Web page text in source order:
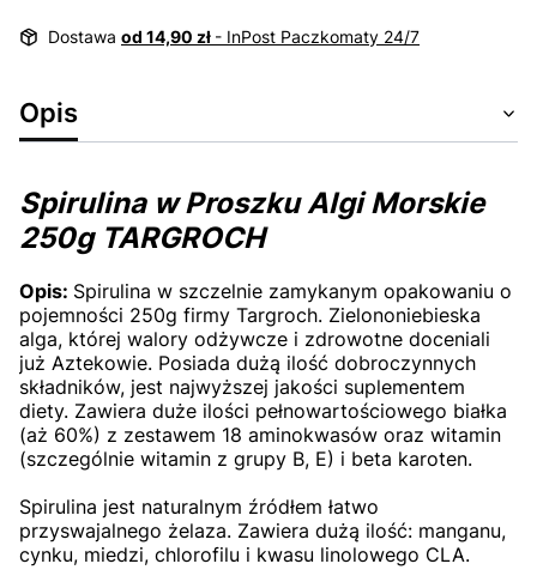
Dostawa od 14,90 zł - InPost Paczkomaty 24/7
Opis
Spirulina w Proszku Algi Morskie
250g TARGROCH
Opis: Spirulina w szczelnie zamykanym opakowaniu o
pojemności 250g firmy Targroch. Zielononiebieska
alga, której walory odżywcze i zdrowotne doceniali
już Aztekowie. Posiada dużą ilość dobroczynnych
składników, jest najwyższej jakości suplementem
diety. Zawiera duże ilości pełnowartościowego białka
(aż 60%) z zestawem 18 aminokwasów oraz witamin
(szczególnie witamin z grupy B, E) i beta karoten.
Spirulina jest naturalnym źródłem łatwo
przyswajalnego żelaza. Zawiera dużą ilość: manganu,
cynku, miedzi, chlorofilu i kwasu linolowego CLA.